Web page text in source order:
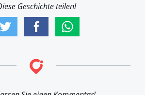
Geschichte teilen!